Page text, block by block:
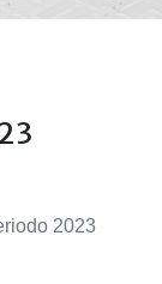
2023